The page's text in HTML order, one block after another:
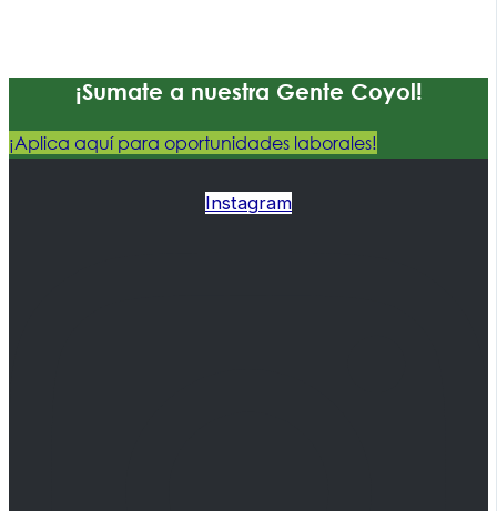
¡Sumate a nuestra Gente Coyol!
¡Aplica aquí para oportunidades laborales!
Instagram